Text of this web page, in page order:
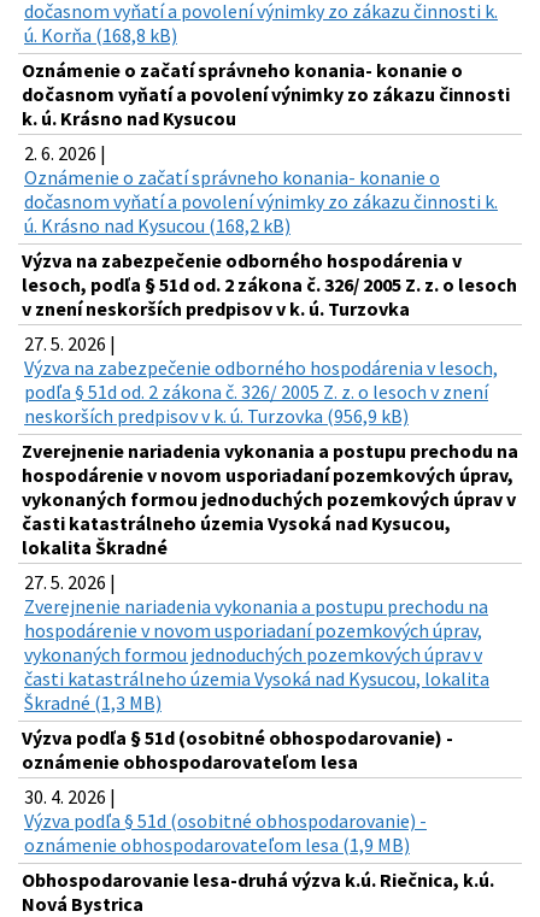
dočasnom vyňatí a povolení výnimky zo zákazu činnosti k.
ú. Korňa (168,8 kB)
Oznámenie o začatí správneho konania- konanie o
dočasnom vyňatí a povolení výnimky zo zákazu činnosti
k. ú. Krásno nad Kysucou
2. 6. 2026 |
Oznámenie o začatí správneho konania- konanie o
dočasnom vyňatí a povolení výnimky zo zákazu činnosti k.
ú. Krásno nad Kysucou (168,2 kB)
Výzva na zabezpečenie odborného hospodárenia v
lesoch, podľa § 51d od. 2 zákona č. 326/ 2005 Z. z. o lesoch
v znení neskorších predpisov v k. ú. Turzovka
27. 5. 2026 |
Výzva na zabezpečenie odborného hospodárenia v lesoch,
podľa § 51d od. 2 zákona č. 326/ 2005 Z. z. o lesoch v znení
neskorších predpisov v k. ú. Turzovka (956,9 kB)
Zverejnenie nariadenia vykonania a postupu prechodu na
hospodárenie v novom usporiadaní pozemkových úprav,
vykonaných formou jednoduchých pozemkových úprav v
časti katastrálneho územia Vysoká nad Kysucou,
lokalita Škradné
27. 5. 2026 |
Zverejnenie nariadenia vykonania a postupu prechodu na
hospodárenie v novom usporiadaní pozemkových úprav,
vykonaných formou jednoduchých pozemkových úprav v
časti katastrálneho územia Vysoká nad Kysucou, lokalita
Škradné (1,3 MB)
Výzva podľa § 51d (osobitné obhospodarovanie) -
oznámenie obhospodarovateľom lesa
30. 4. 2026 |
Výzva podľa § 51d (osobitné obhospodarovanie) -
oznámenie obhospodarovateľom lesa (1,9 MB)
Obhospodarovanie lesa-druhá výzva k.ú. Riečnica, k.ú.
Nová Bystrica